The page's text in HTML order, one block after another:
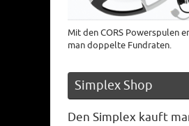
Mit den CORS Powerspulen
man doppelte Fundraten.
Simplex Shop
Den Simplex kauft